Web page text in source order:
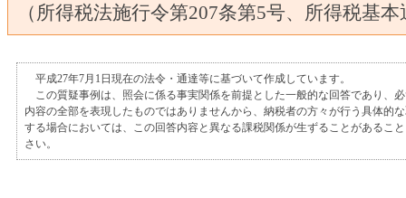
（所得税法施行令第207条第5号、所得税基
平成27年7月1日現在の法令・通達等に基づいて作成しています。
この質疑事例は、照会に係る事実関係を前提とした一般的な回答であり、
内容の全部を表現したものではありませんから、納税者の方々が行う具体的
する場合においては、この回答内容と異なる課税関係が生ずることがあるこ
さい。